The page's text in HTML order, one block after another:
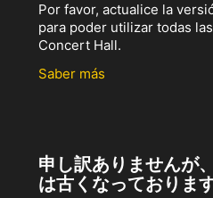
Por favor, actualice la
para poder utilizar todas
Concert Hall.
Saber más
申し訳ありませんが
は古くなっておりま